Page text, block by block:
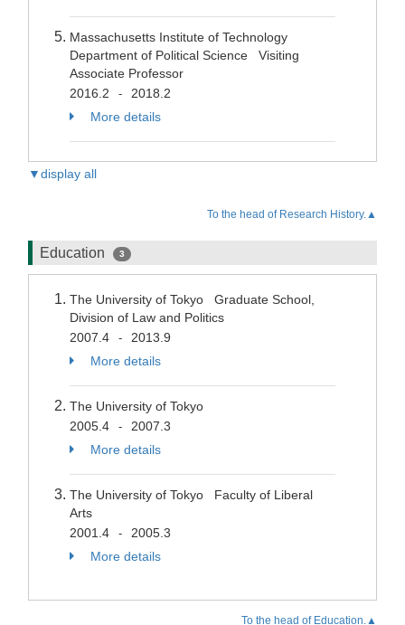
Massachusetts Institute of Technology
Department of Political Science Visiting
Associate Professor
2016.2
-
2018.2
More details
▼display all
To the head of Research History.▲
Education 3
The University of Tokyo Graduate School,
Division of Law and Politics
2007.4
-
2013.9
More details
The University of Tokyo
2005.4
-
2007.3
More details
The University of Tokyo Faculty of Liberal
Arts
2001.4
-
2005.3
More details
To the head of Education.▲